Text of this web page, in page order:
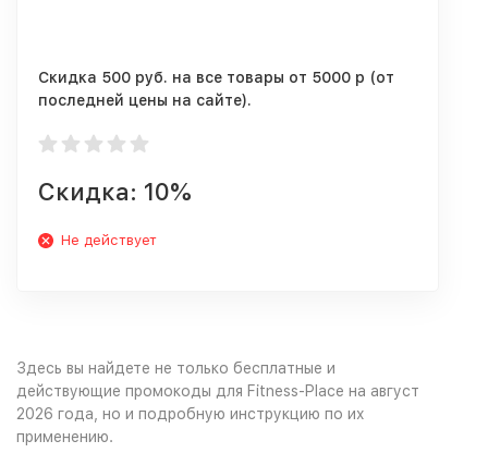
Скидка 500 руб. на все товары от 5000 р (от
последней цены на сайте).
Скидка: 10%
Не действует
Здесь вы найдете не только бесплатные и
действующие промокоды для Fitness-Place на август
2026 года, но и подробную инструкцию по их
применению.